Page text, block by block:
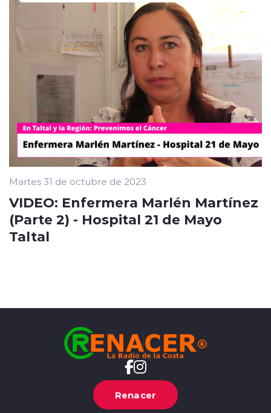
Martes 31 de octubre de 2023
VIDEO: Enfermera Marlén Martínez
(Parte 2) - Hospital 21 de Mayo
Taltal
Renacer